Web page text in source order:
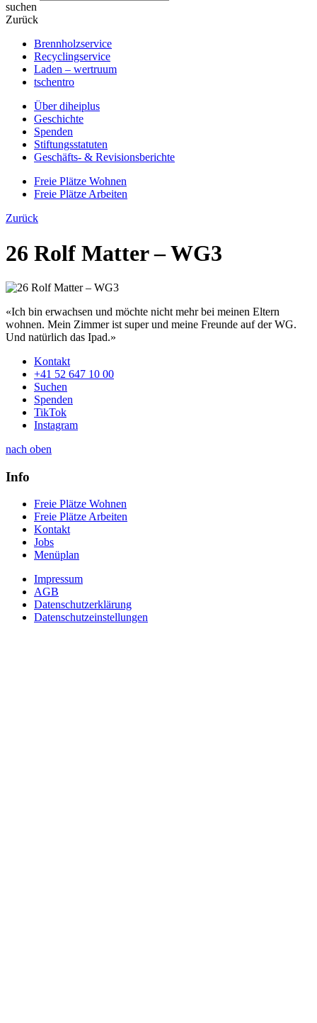
suchen
Zurück
Brennholzservice
Recyclingservice
Laden – wertruum
tschentro
Über diheiplus
Geschichte
Spenden
Stiftungsstatuten
Geschäfts- & Revisionsberichte
Freie Plätze Wohnen
Freie Plätze Arbeiten
Zurück
26 Rolf Matter – WG3
«Ich bin erwachsen und möchte nicht mehr bei meinen Eltern
wohnen. Mein Zimmer ist super und meine Freunde auf der WG.
Und natürlich das Ipad.»
Kontakt
+41 52 647 10 00
Suchen
Spenden
TikTok
Instagram
nach oben
Info
Freie Plätze Wohnen
Freie Plätze Arbeiten
Kontakt
Jobs
Menüplan
Impressum
AGB
Datenschutzerklärung
Datenschutzeinstellungen